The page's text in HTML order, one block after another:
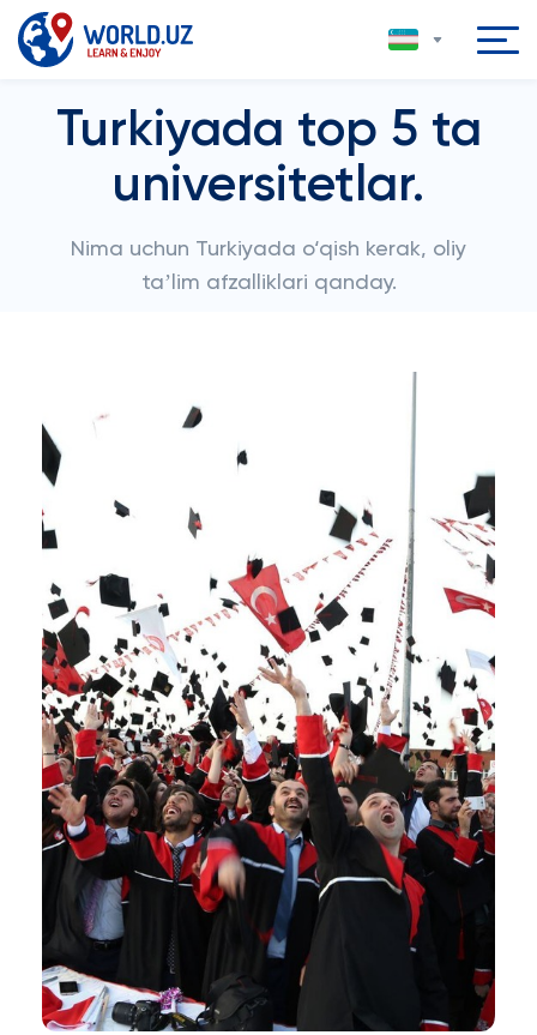
Turkiyada top 5 ta
universitetlar.
Nima uchun Turkiyada o‘qish kerak, oliy
taʼlim afzalliklari qanday.